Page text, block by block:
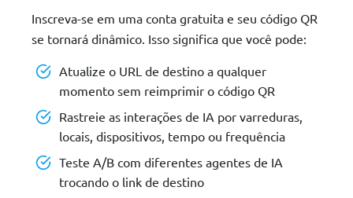
Inscreva-se em uma conta gratuita e seu código QR
se tornará dinâmico. Isso significa que você pode:
Atualize o URL de destino a qualquer
momento sem reimprimir o código QR
Rastreie as interações de IA por varreduras,
locais, dispositivos, tempo ou frequência
Teste A/B com diferentes agentes de IA
trocando o link de destino